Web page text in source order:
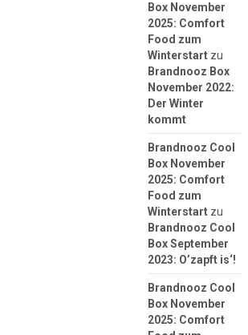
Box November
2025: Comfort
Food zum
Winterstartzu
Brandnooz Box
November 2022:
Der Winter
kommt
Brandnooz Cool
Box November
2025: Comfort
Food zum
Winterstartzu
Brandnooz Cool
Box September
2023: O’zapft is‘!
Brandnooz Cool
Box November
2025: Comfort